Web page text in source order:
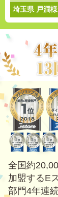
埼玉県 戸澗
全国約
加盟するE
部門4年連